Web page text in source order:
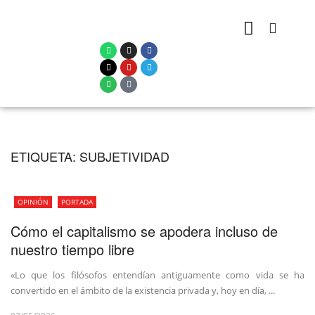
ETIQUETA: SUBJETIVIDAD
OPINIÓN PORTADA
Cómo el capitalismo se apodera incluso de
nuestro tiempo libre
«Lo que los filósofos entendían antiguamente como vida se ha
convertido en el ámbito de la existencia privada y, hoy en día, ...